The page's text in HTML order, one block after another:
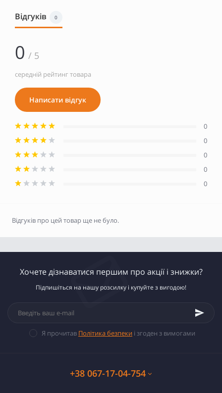
Відгуків 0
0 / 5
середній рейтинг товара
Написати відгук
0
0
0
0
0
Відгуків про цей товар ще не було.
Хочете дізнаватися першим про акції і знижки?
Підпишіться на нашу розсилку і купуйте з вигодою!
Я прочитав Політика безпеки і згоден з вимогами
+38 067-17-04-754